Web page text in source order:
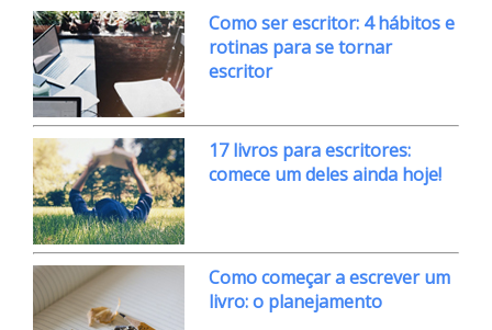
Como ser escritor: 4 hábitos e
rotinas para se tornar
escritor
17 livros para escritores:
comece um deles ainda hoje!
Como começar a escrever um
livro: o planejamento